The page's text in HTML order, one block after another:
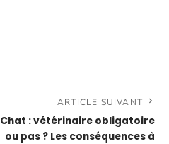
ARTICLE SUIVANT
Chat : vétérinaire obligatoire
ou pas ? Les conséquences à